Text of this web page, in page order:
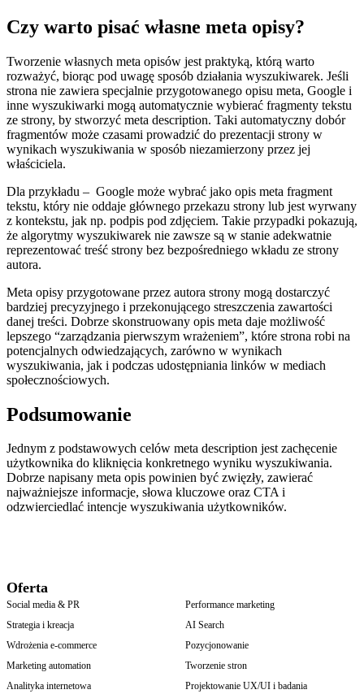
Czy warto pisać własne meta opisy?
Tworzenie własnych meta opisów jest praktyką, którą warto
rozważyć, biorąc pod uwagę sposób działania wyszukiwarek. Jeśli
strona nie zawiera specjalnie przygotowanego opisu meta, Google i
inne wyszukiwarki mogą automatycznie wybierać fragmenty tekstu
ze strony, by stworzyć meta description. Taki automatyczny dobór
fragmentów może czasami prowadzić do prezentacji strony w
wynikach wyszukiwania w sposób niezamierzony przez jej
właściciela.
Dla przykładu – Google może wybrać jako opis meta fragment
tekstu, który nie oddaje głównego przekazu strony lub jest wyrwany
z kontekstu, jak np. podpis pod zdjęciem. Takie przypadki pokazują,
że algorytmy wyszukiwarek nie zawsze są w stanie adekwatnie
reprezentować treść strony bez bezpośredniego wkładu ze strony
autora.
Meta opisy przygotowane przez autora strony mogą dostarczyć
bardziej precyzyjnego i przekonującego streszczenia zawartości
danej treści. Dobrze skonstruowany opis meta daje możliwość
lepszego “zarządzania pierwszym wrażeniem”, które strona robi na
potencjalnych odwiedzających, zarówno w wynikach
wyszukiwania, jak i podczas udostępniania linków w mediach
społecznościowych.
Podsumowanie
Jednym z podstawowych celów meta description jest zachęcenie
użytkownika do kliknięcia konkretnego wyniku wyszukiwania.
Dobrze napisany meta opis powinien być zwięzły, zawierać
najważniejsze informacje, słowa kluczowe oraz CTA i
odzwierciedlać intencje wyszukiwania użytkowników.
Oferta
Social media & PR
Performance marketing
Strategia i kreacja
AI Search
Wdrożenia e-commerce
Pozycjonowanie
Marketing automation
Tworzenie stron
Analityka internetowa
Projektowanie UX/UI i badania